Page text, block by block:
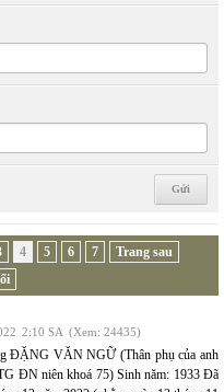
4 5 6 7
Trang sau
2:10 SA (Xem: 24435)
ĐẶNG VĂN NGỮ (Thân phụ của anh
ĐN niên khoá 75) Sinh năm: 1933 Đã